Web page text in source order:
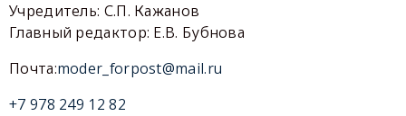
Учредитель: С.П. Кажанов
Главный редактор: Е.В. Бубнова
Почта:moder_forpost@mail.ru
+7 978 249 12 82